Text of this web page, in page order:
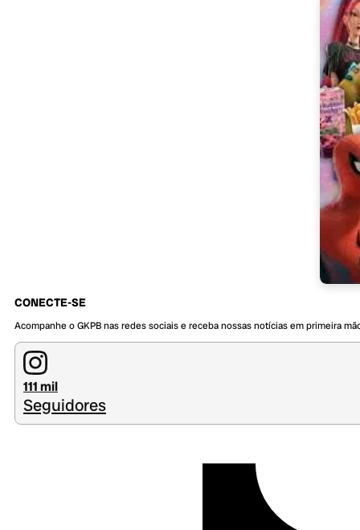
CONECTE-SE
Acompanhe o GKPB nas redes sociais e receba nossas notícias em primeira
111 mil
Seguidores